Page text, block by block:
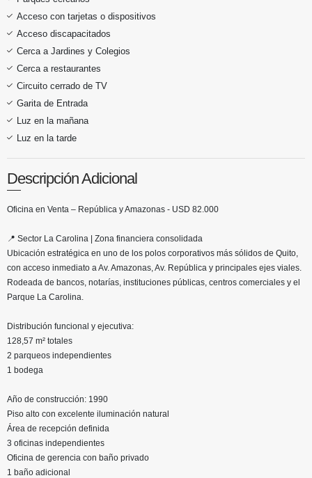
Acceso con tarjetas o dispositivos
Acceso discapacitados
Cerca a Jardines y Colegios
Cerca a restaurantes
Circuito cerrado de TV
Garita de Entrada
Luz en la mañana
Luz en la tarde
Descripción Adicional
Oficina en Venta – República y Amazonas - USD 82.000
📍 Sector La Carolina | Zona financiera consolidada
Ubicación estratégica en uno de los polos corporativos más sólidos de Quito,
con acceso inmediato a Av. Amazonas, Av. República y principales ejes viales.
Rodeada de bancos, notarías, instituciones públicas, centros comerciales y el
Parque La Carolina.
Distribución funcional y ejecutiva:
128,57 m² totales
2 parqueos independientes
1 bodega
Año de construcción: 1990
Piso alto con excelente iluminación natural
Área de recepción definida
3 oficinas independientes
Oficina de gerencia con baño privado
1 baño adicional